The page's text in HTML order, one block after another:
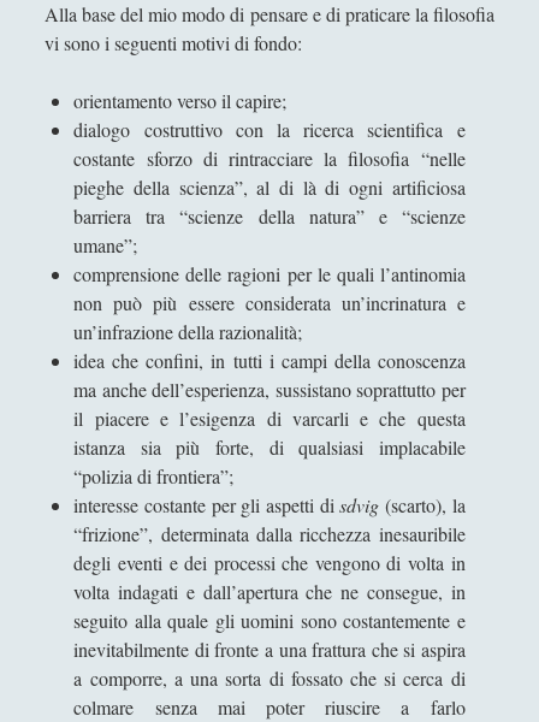
Alla base del mio modo di pensare e di praticare la filosofia
vi sono i seguenti motivi di fondo:
orientamento verso il capire;
dialogo costruttivo con la ricerca scientifica e
costante sforzo di rintracciare la filosofia “nelle
pieghe della scienza”, al di là di ogni artificiosa
barriera tra “scienze della natura” e “scienze
umane”;
comprensione delle ragioni per le quali l’antinomia
non può più essere considerata un’incrinatura e
un’infrazione della razionalità;
idea che confini, in tutti i campi della conoscenza
ma anche dell’esperienza, sussistano soprattutto per
il piacere e l’esigenza di varcarli e che questa
istanza sia più forte, di qualsiasi implacabile
“polizia di frontiera”;
interesse costante per gli aspetti disdvig(scarto), la
“frizione”, determinata dalla ricchezza inesauribile
degli eventi e dei processi che vengono di volta in
volta indagati e dall’apertura che ne consegue, in
seguito alla quale gli uomini sono costantemente e
inevitabilmente di fronte a una frattura che si aspira
a comporre, a una sorta di fossato che si cerca di
colmare senza mai poter riuscire a farlo